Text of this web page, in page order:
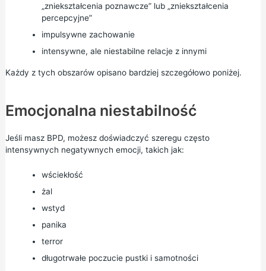
„zniekształcenia poznawcze” lub „zniekształcenia
percepcyjne”
impulsywne zachowanie
intensywne, ale niestabilne relacje z innymi
Każdy z tych obszarów opisano bardziej szczegółowo poniżej.
Emocjonalna niestabilność
Jeśli masz BPD, możesz doświadczyć szeregu często
intensywnych negatywnych emocji, takich jak:
wściekłość
żal
wstyd
panika
terror
długotrwałe poczucie pustki i samotności